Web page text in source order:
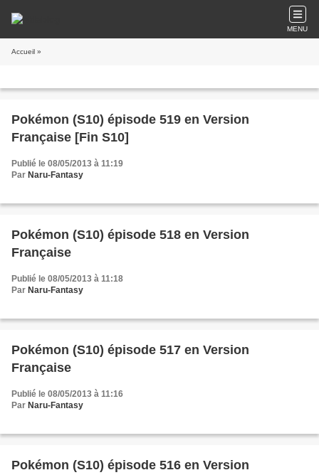
MENU
Accueil »
Pokémon (S10) épisode 519 en Version
Française [Fin S10]
Publié le 08/05/2013 à 11:19
Par Naru-Fantasy
Pokémon (S10) épisode 518 en Version
Française
Publié le 08/05/2013 à 11:18
Par Naru-Fantasy
Pokémon (S10) épisode 517 en Version
Française
Publié le 08/05/2013 à 11:16
Par Naru-Fantasy
Pokémon (S10) épisode 516 en Version